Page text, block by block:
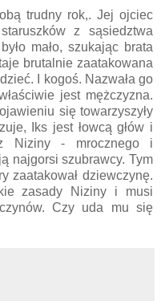
trudny rok,. Jej ojciec
z sąsiedztwa
mało, szukając brata
brutalnie zaatakowana
I kogoś. Nazwała go
jest mężczyzna.
się towarzyszyły
Iks jest łowcą głów i
Niziny - mrocznego i
najgorsi szubrawcy. Tym
zaatakował dziewczynę.
zasady Niziny i musi
Czy uda mu się